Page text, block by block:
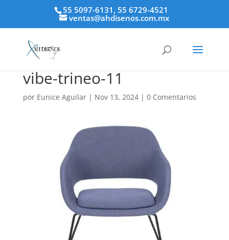
55 5097-6131, 55 6729-4521
ventas@ahdisenos.com.mx
vibe-trineo-11
por Eunice Aguilar| Nov 13, 2024| 0 Comentarios